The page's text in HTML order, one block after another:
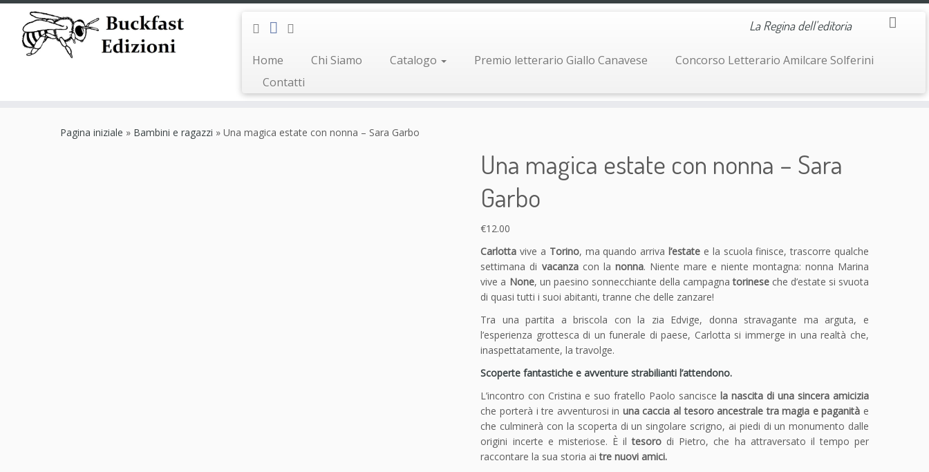
La Regina dell'editoria
Home Chi Siamo Catalogo Premio letterario Giallo Canavese
Concorso Letterario Amilcare Solferini
Contatti
Pagina iniziale » Bambini e ragazzi » Una magica estate con nonna – Sara Garbo
Una magica estate con nonna – Sara
Garbo
€12.00
Carlotta vive a Torino, ma quando arrival’estate e la scuola finisce, trascorre qualche
settimana di vacanzacon la nonna. Niente mare e niente montagna: nonna Marina
vive a None, un paesino sonnecchiante della campagnatorineseche d’estate si svuota
di quasi tutti i suoi abitanti, tranne che delle zanzare!
Tra una partita a briscola con la zia Edvige, donna stravagante ma arguta, e
l’esperienza grottesca di un funerale di paese, Carlotta si immerge in una realtà che,
inaspettatamente, la travolge.
Scoperte fantastiche e avventure strabilianti l’attendono.
L’incontro con Cristina e suo fratello Paolo sanciscela nascita di una sincera amicizia
che porterà i tre avventurosi in una caccia al tesoro ancestrale tra magia e paganità e
che culminerà con la scoperta di un singolare scrigno, ai piedi di un monumento dalle
origini incerte e misteriose. È iltesoro di Pietro, che ha attraversato il tempo per
raccontare la sua storia aitre nuovi amici.